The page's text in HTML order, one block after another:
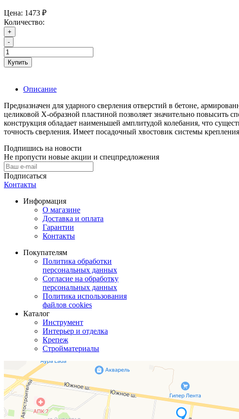
Цена: 1473 ₽
Количество:
+
-
Купить
Описание
Предназначен для ударного сверления отверстий в бетоне,
целиковой Х-образной пластиной позволяет значительно повысить
конструкция обладает наименьшей амплитудой колебания, что
точность сверления. Имеет посадочный хвостовик системы
Подпишись на новости
Не пропусти новые акции и спецпредложения
Подписаться
Контакты
Информация
О магазине
Доставка и оплата
Гарантии
Контакты
Покупателям
Политика обработки
персональных данных
Согласие на обработку
персональных данных
Политика использования
файлов cookies
Каталог
Инструмент
Интерьер и отделка
Крепеж
Стройматериалы